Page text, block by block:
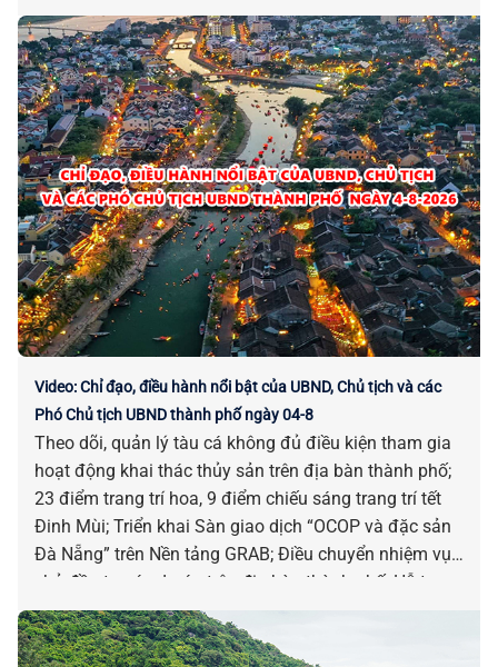
những chỉ đạo, điều hành nổi bật của UBND, Chủ tịch
và các Phó Chủ tịch UBND thành phố ngày 06-8.
Video: Chỉ đạo, điều hành nổi bật của UBND, Chủ tịch và các
Phó Chủ tịch UBND thành phố ngày 04-8
Theo dõi, quản lý tàu cá không đủ điều kiện tham gia
hoạt động khai thác thủy sản trên địa bàn thành phố;
23 điểm trang trí hoa, 9 điểm chiếu sáng trang trí tết
Đinh Mùi; Triển khai Sàn giao dịch “OCOP và đặc sản
Đà Nẵng” trên Nền tảng GRAB; Điều chuyển nhiệm vụ
chủ đầu tư các dự án trên địa bàn thành phố; Hỗ trợ
xóa nhà tạm, nhà dột nát hiện nay trên địa bàn thành
phố; Chấp thuận chủ trương đầu tư dự án Nhà máy